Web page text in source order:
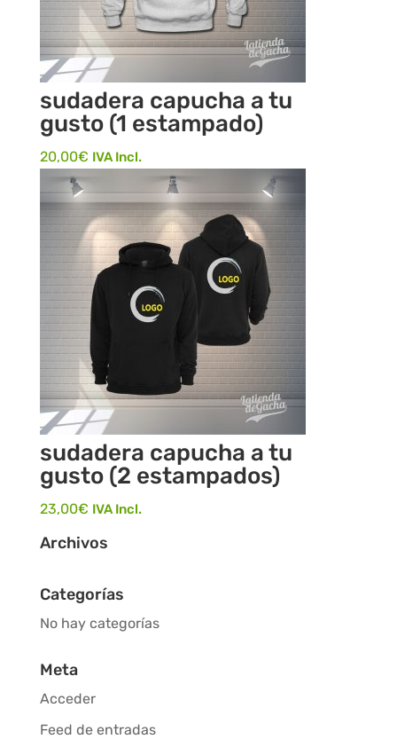
sudadera capucha a tu
gusto (1 estampado)
20,00€ IVA Incl.
sudadera capucha a tu
gusto (2 estampados)
23,00€ IVA Incl.
Archivos
Categorías
No hay categorías
Meta
Acceder
Feed de entradas